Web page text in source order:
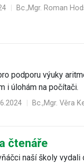
Bc.,Mgr. Roman
podporu výuky
i úlohám na počítači.
Bc.,Mgr. Věra
čtenáře
naší školy